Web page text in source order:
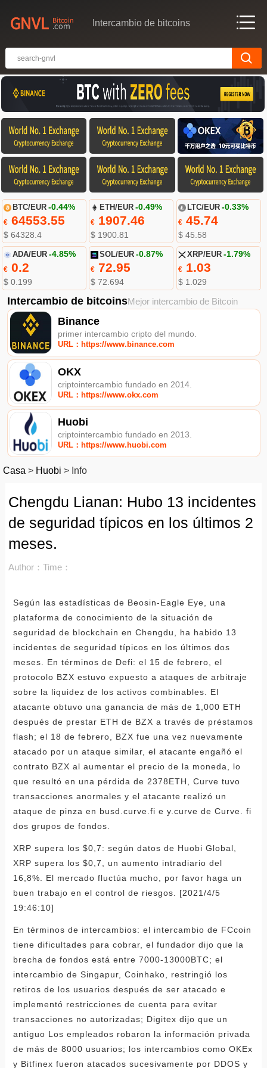
Intercambio de bitcoins
BTC/EUR -0.44%
€64553.55
$ 64328.4
ETH/EUR -0.49%
€ 1907.46
$ 1900.81
LTC/EUR -0.33%
€45.74
$ 45.58
ADA/EUR -4.85%
€0.2
$ 0.199
SOL/EUR -0.87%
€ 72.95
$ 72.694
XRP/EUR -1.79%
€1.03
$ 1.029
Intercambio de bitcoinsMejor intercambio de Bitcoin
Binance
primer intercambio cripto del mundo.
URL：https://www.binance.com
OKX
criptointercambio fundado en 2014.
URL：https://www.okx.com
Huobi
criptointercambio fundado en 2013.
URL：https://www.huobi.com
Casa > Huobi > Info
Chengdu Lianan: Hubo 13 incidentes
de seguridad típicos en los últimos 2
meses.
Author： Time：
Según las estadísticas de Beosin-Eagle Eye, una
plataforma de conocimiento de la situación de
seguridad de blockchain en Chengdu, ha habido 13
incidentes de seguridad típicos en los últimos dos
meses. En términos de Defi: el 15 de febrero, el
protocolo BZX estuvo expuesto a ataques de arbitraje
sobre la liquidez de los activos combinables. El
atacante obtuvo una ganancia de más de 1,000 ETH
después de prestar ETH de BZX a través de préstamos
flash; el 18 de febrero, BZX fue una vez nuevamente
atacado por un ataque similar, el atacante engañó el
contrato BZX al aumentar el precio de la moneda, lo
que resultó en una pérdida de 2378ETH, Curve tuvo
transacciones anormales y el atacante realizó un
ataque de pinza en busd.curve.fi e y.curve de Curve. fi
dos grupos de fondos.
XRP supera los $0,7: según datos de Huobi Global,
XRP supera los $0,7, un aumento intradiario del
16,8%. El mercado fluctúa mucho, por favor haga un
buen trabajo en el control de riesgos. [2021/4/5
19:46:10]
En términos de intercambios: el intercambio de FCcoin
tiene dificultades para cobrar, el fundador dijo que la
brecha de fondos está entre 7000-13000BTC; el
intercambio de Singapur, Coinhako, restringió los
retiros de los usuarios después de ser atacado e
implementó restricciones de cuenta para evitar
transacciones no autorizadas; Digitex dijo que un
antiguo Los empleados robaron la información privada
de más de 8000 usuarios; los intercambios como OKEx
y Bitfinex fueron atacados sucesivamente por DDOS y